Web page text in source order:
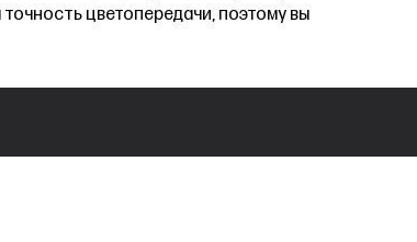
цветопередачи, поэтому вы